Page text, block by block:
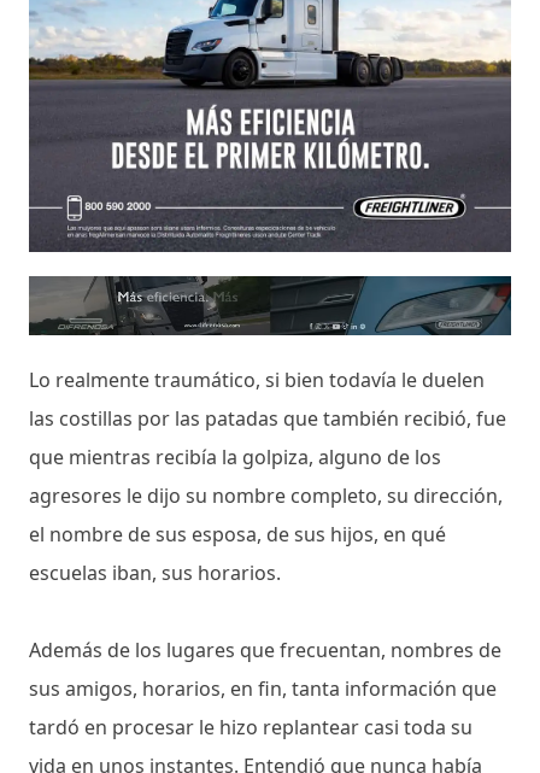
Lo realmente traumático, si bien todavía le duelen
las costillas por las patadas que también recibió, fue
que mientras recibía la golpiza, alguno de los
agresores le dijo su nombre completo, su dirección,
el nombre de sus esposa, de sus hijos, en qué
escuelas iban, sus horarios.
Además de los lugares que frecuentan, nombres de
sus amigos, horarios, en fin, tanta información que
tardó en procesar le hizo replantear casi toda su
vida en unos instantes. Entendió que nunca había